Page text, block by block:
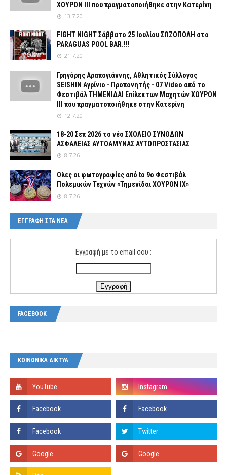
ΧΟΥΡΟΝ ΙΙΙ που πραγματοποιήθηκε στην Κατερίνη
13.7.20
FIGHT NIGHT Σάββατο 25 Ιουλίου ΣΩΖΟΠΟΛΗ στο
PARAGUAS POOL BAR.!!!
21.7.20
Γρηγόρης Αραπογιάννης, Αθλητικός Σύλλογος
SEISHIN Αγρίνιο - Προπονητής - 07 Video από το
Φεστιβάλ ΤΗΜΕΝΙΔΑΙ Επίλεκτων Μαχητών ΧΟΥΡΟΝ
ΙΙΙ που πραγματοποιήθηκε στην Κατερίνη
12.7.20
18-20 Σεπ 2026 το νέο ΣΧΟΛΕΙΟ ΣΥΝΟΔΩΝ
ΑΣΦΑΛΕΙΑΣ ΑΥΤΟΑΜΥΝΑΣ ΑΥΤΟΠΡΟΣΤΑΣΙΑΣ
8.7.26
Ολες οι φωτογραφίες από tο 9ο Φεστιβάλ
Πολεμικών Τεχνών «Τημενίδαι ΧΟΥΡΟΝ ΙΧ»
8.7.26
ΕΓΓΡΑΦΗ ΣΤΑ ΝΕΑ
Εγγραφή με το email σου :
FACEBOOK
ΚΟΙΝΩΝΙΚΑ ΔΙΚΤΥΑ